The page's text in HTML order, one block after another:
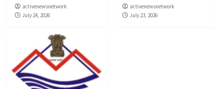
activenewsnetwork
July 24, 2026
activenewsnetwork
July 23, 2026